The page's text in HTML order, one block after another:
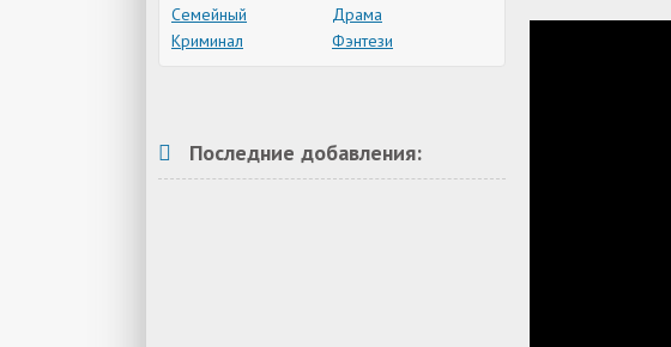
Семейный
Драма
Криминал
Фэнтези
Последние добавления: